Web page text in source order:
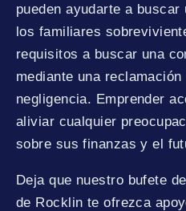
pueden ayudarte a
los familiares
requisitos a buscar una
mediante una
negligencia. Emprender
aliviar cualquier
sobre sus finanzas y el
Deja que nuestro bufete
de Rocklin te ofrezca